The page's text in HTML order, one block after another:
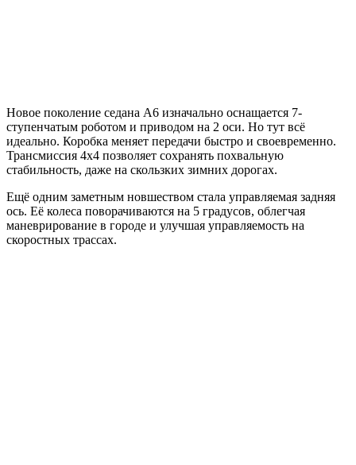
Новое поколение седана A6 изначально оснащается 7-
ступенчатым роботом и приводом на 2 оси. Но тут всё
идеально. Коробка меняет передачи быстро и своевременно.
Трансмиссия 4х4 позволяет сохранять похвальную
стабильность, даже на скользких зимних дорогах.
Ещё одним заметным новшеством стала управляемая задняя
ось. Её колеса поворачиваются на 5 градусов, облегчая
маневрирование в городе и улучшая управляемость на
скоростных трассах.